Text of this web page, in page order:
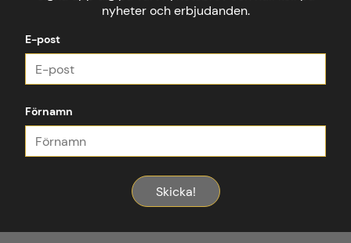
nyheter och erbjudanden.
E-post
Förnamn
Skicka!